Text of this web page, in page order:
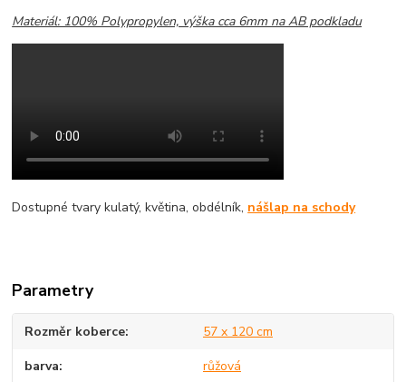
Materiál: 100% Polypropylen, výška cca 6mm na AB podkladu
Dostupné tvary kulatý, květina, obdélník, nášlap na schody
Parametry
Rozměr koberce 57 x 120 cm
barva růžová